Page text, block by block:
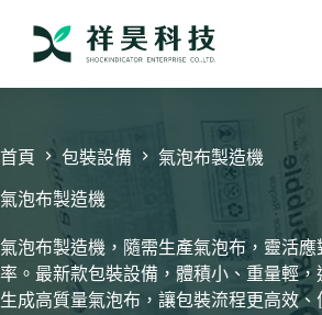
要
容
首頁 包裝設備 氣泡布製造機
氣泡布製造機
氣泡布製造機，隨需生產氣泡布，靈活
率。最新款包裝設備，體積小、重量輕
生成高質量氣泡布，讓包裝流程更高效、